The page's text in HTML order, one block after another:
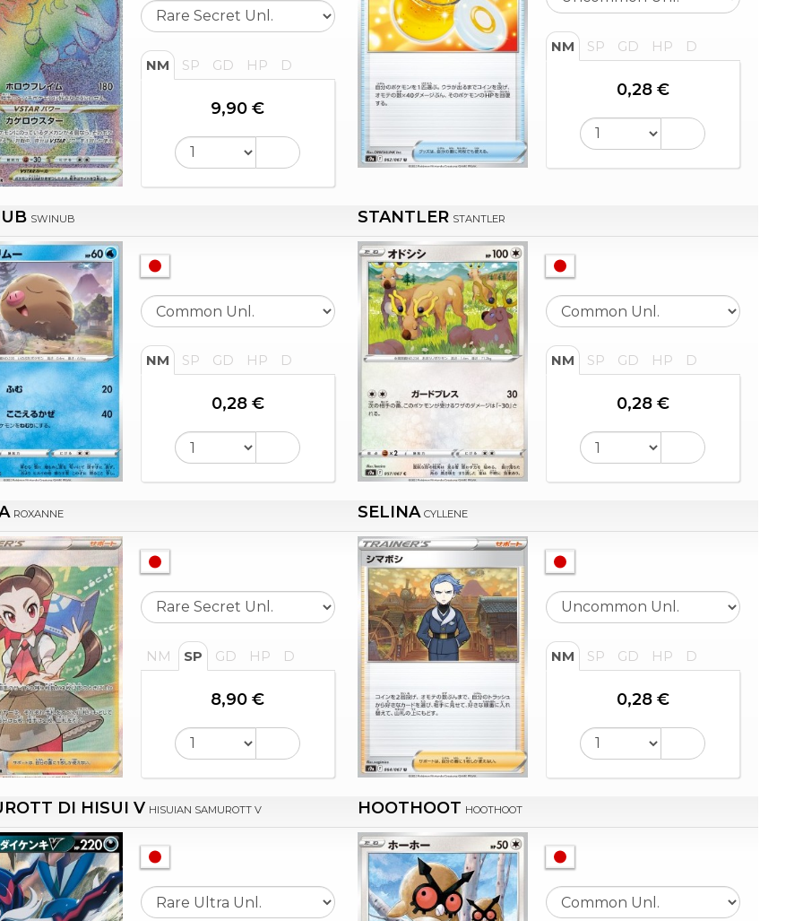
NM SP GD HP D
9,90 €
NM SP GD HP D
0,28 €
SWINUB
NM SP GD HP D
0,28 €
STANTLER STANTLER
NM SP GD HP D
0,28 €
ROXANNE
NM SP GD HP D
8,90 €
SELINA CYLLENE
NM SP GD HP D
0,28 €
DI HISUI V HISUIAN SAMUROTT V HOOTHOOT HOOTHOOT